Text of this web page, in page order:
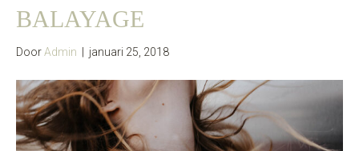
BALAYAGE
DoorAdmin januari 25, 2018